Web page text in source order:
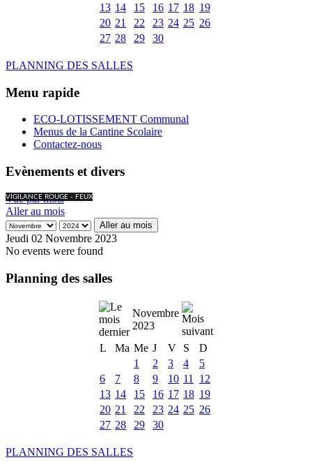
13 14 15 16 17 18 19
20 21 22 23 24 25 26
27 28 29 30
PLANNING DES SALLES
Menu rapide
ECO-LOTISSEMENT Communal
Menus de la Cantine Scolaire
Contactez-nous
Evènements et divers
VIGILANCE ROUGE - FEUX
Vue par mois
Aller au mois
Aller au mois
Jeudi 02 Novembre 2023
No events were found
Planning des salles
Novembre
2023
L
Ma Me J V S
D
1
2 3 4
5
6
7 8 9 10 11
12
13 14 15 16 17 18 19
20 21 22 23 24 25 26
27 28 29 30
PLANNING DES SALLES